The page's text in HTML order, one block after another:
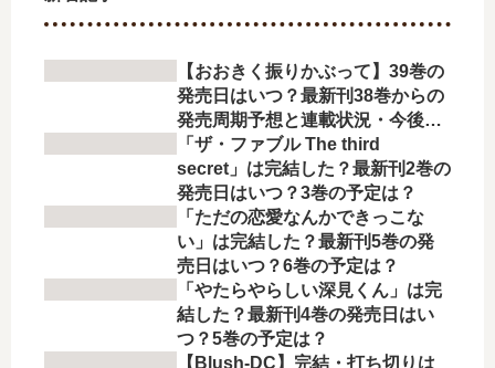
は？
【おおきく振りかぶって】39巻の
発売日はいつ？最新刊38巻からの
発売周期予想と連載状況・今後の
展開を徹底解説
「ザ・ファブル The third
secret」は完結した？最新刊2巻の
発売日はいつ？3巻の予定は？
「ただの恋愛なんかできっこな
い」は完結した？最新刊5巻の発
売日はいつ？6巻の予定は？
「やたらやらしい深見くん」は完
結した？最新刊4巻の発売日はい
つ？5巻の予定は？
【Blush-DC】完結・打ち切りは